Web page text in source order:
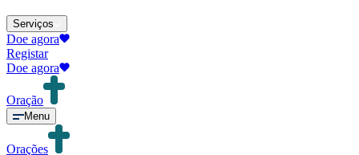
Serviços
Doe agora
Registar
Doe agora
Oração
Menu
Orações